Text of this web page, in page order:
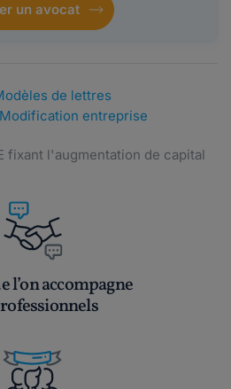
un avocat
de lettres
Modification entreprise
fixant l'augmentation de capital
l’on accompagne